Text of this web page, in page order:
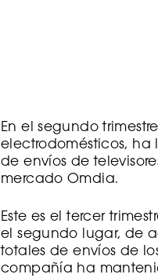
En el segundo
electrodomésticos,
de envíos de
mercado Omdia.
Este es el tercer
el segundo lugar, de
totales de envíos de
compañía ha